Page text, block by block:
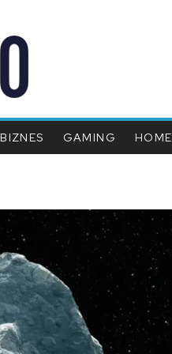
BIZNES GAMING HOME